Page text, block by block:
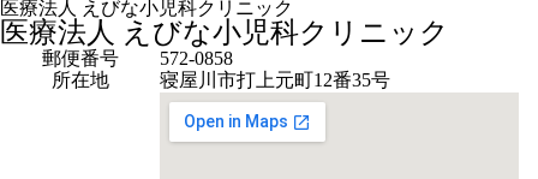
医療法人 えびな小児科クリニック
医療法人 えびな小児科クリニック
郵便番号
572-0858
所在地
寝屋川市打上元町12番35号